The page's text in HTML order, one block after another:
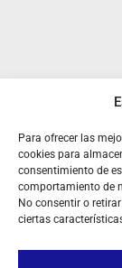
Para ofrecer las
cookies para
consentimiento de
comportamiento de
No consentir o
ciertas
SOBRE NOSOTROS
TU CUENTA
CONTACTO
SÍGUENOS